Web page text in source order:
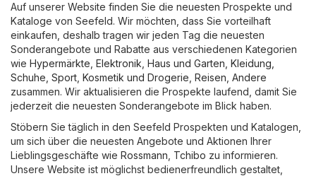
Auf unserer Website finden Sie die neuesten Prospekte und
Kataloge von Seefeld. Wir möchten, dass Sie vorteilhaft
einkaufen, deshalb tragen wir jeden Tag die neuesten
Sonderangebote und Rabatte aus verschiedenen Kategorien
wie Hypermärkte Elektronik Haus und Garten Kleidung,
Schuhe, Sport Kosmetik und Drogerie Reisen Andere
zusammen. Wir aktualisieren die Prospekte laufend, damit Sie
jederzeit die neuesten Sonderangebote im Blick haben.
Stöbern Sie täglich in den Seefeld Prospekten und Katalogen,
um sich über die neuesten Angebote und Aktionen Ihrer
Lieblingsgeschäfte wie Rossmann Tchibo zu informieren.
Unsere Website ist möglichst bedienerfreundlich gestaltet,